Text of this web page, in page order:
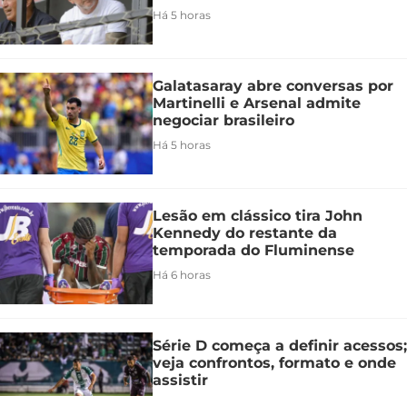
Há 5 horas
Galatasaray abre conversas por
Martinelli e Arsenal admite
negociar brasileiro
Há 5 horas
Lesão em clássico tira John
Kennedy do restante da
temporada do Fluminense
Há 6 horas
Série D começa a definir acessos;
veja confrontos, formato e onde
assistir